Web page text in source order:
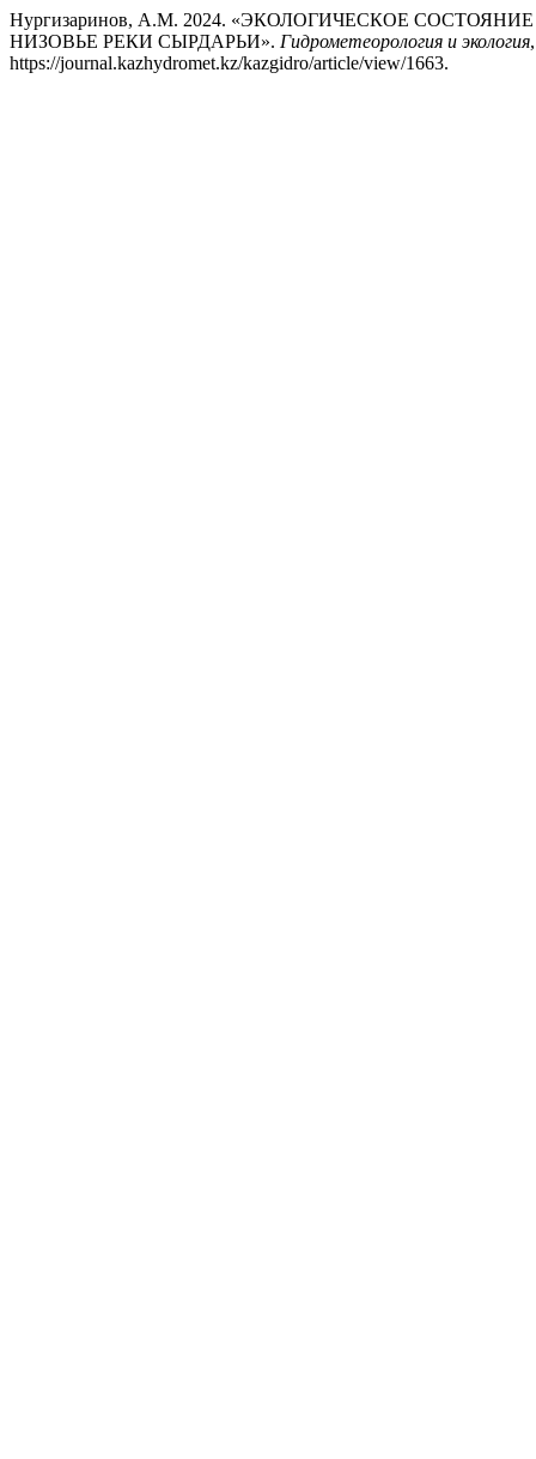
Нургизаринов, А.М. 2024. «ЭКОЛОГИЧЕСКОЕ
НИЗОВЬЕ РЕКИ СЫРДАРЬИ». Гидрометеорология и экология
https://journal.kazhydromet.kz/kazgidro/article/view/1663.